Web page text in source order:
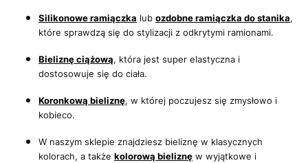
Silikonowe ramiączka lub ozdobne ramiączka do stanika,
które sprawdzą się do stylizacji z odkrytymi ramionami.
Bieliznę ciążową, która jest super elastyczna i
dostosowuje się do ciała.
Koronkową bieliznę, w której poczujesz się zmysłowo i
kobieco.
W naszym sklepie znajdziesz bieliznę w klasycznych
kolorach, a także kolorową bieliznę w wyjątkowe i